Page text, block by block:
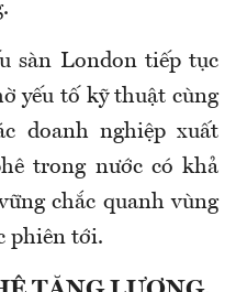
sàn London tiếp tục
yếu tố kỹ thuật cùng
doanh nghiệp xuất
trong nước có khả
chắc quanh vùng
phiên tới.